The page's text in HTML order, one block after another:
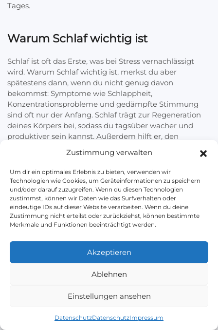
Zustimmung verwalten
Um dir ein optimales Erlebnis zu bieten, verwenden wir
Technologien wie Cookies, um Geräteinformationen zu speichern
und/oder darauf zuzugreifen. Wenn du diesen Technologien
zustimmst, können wir Daten wie das Surfverhalten oder
eindeutige IDs auf dieser Website verarbeiten. Wenn du deine
Zustimmung nicht erteilst oder zurückziehst, können bestimmte
Merkmale und Funktionen beeinträchtigt werden.
Akzeptieren
Ablehnen
Einstellungen ansehen
DatenschutzDatenschutzImpressum
Tages.
Warum Schlaf wichtig ist
Schlaf ist oft das Erste, was bei Stress vernachlässigt
wird. Warum Schlaf wichtig ist, merkst du aber
spätestens dann, wenn du nicht genug davon
bekommst: Symptome wie Schlappheit,
Konzentrationsprobleme und gedämpfte Stimmung
sind oft nur der Anfang. Schlaf trägt zur Regeneration
deines Körpers bei, sodass du tagsüber wacher und
produktiver sein kannst. Außerdem hilft er, den
verbessern und das Immunsystem zu stärken.
Ausreichender Schlaf kann dazu beitragen, Stress
abzubauen, die Stimmung zu verbessern und sogar bei
der Gewichtsabnahme helfen.
Was passiert, wenn ich nicht
schlafe?
Die Auswirkungen von Schlafentzug sind bei jeder
Person unterschiedlich stark ausgeprägt. Grundsätzlich
Kognitive Beeinträchtigung
Konzentrationsschwierigkeiten,